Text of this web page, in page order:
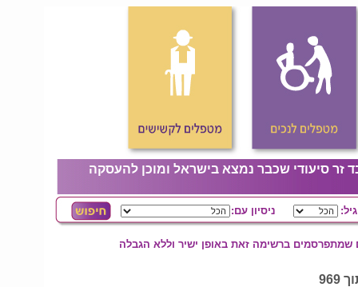
זר סיעודי שכבר נמצא בישראל ומוכן להעסקה
גיל: ניסיון עם:
שמתפרסמים ברשימה זאת באופן ישיר וללא הגבלה